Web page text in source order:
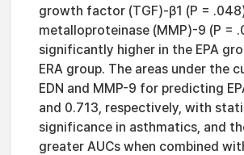
growth factor (TGF)-β1 (P =
metalloproteinase (MMP)-9 (P =
significantly higher in the EPA
ERA group. The areas under the
EDN and MMP-9 for predicting
and 0.713, respectively, with
significance in asthmatics, and
greater AUCs when combined